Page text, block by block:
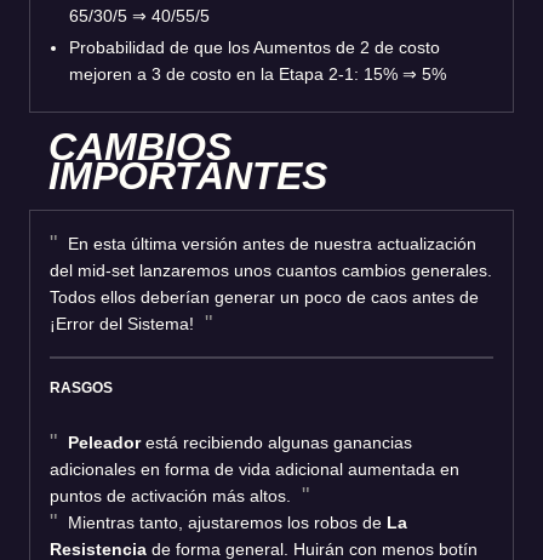
65/30/5 ⇒ 40/55/5
Probabilidad de que los Aumentos de 2 de costo
mejoren a 3 de costo en la Etapa 2-1: 15% ⇒ 5%
CAMBIOS
IMPORTANTES
En esta última versión antes de nuestra actualización
del mid-set lanzaremos unos cuantos cambios generales.
Todos ellos deberían generar un poco de caos antes de
¡Error del Sistema!
RASGOS
Peleadorestá recibiendo algunas ganancias
adicionales en forma de vida adicional aumentada en
puntos de activación más altos.
Mientras tanto, ajustaremos los robos de La
Resistencia de forma general. Huirán con menos botín